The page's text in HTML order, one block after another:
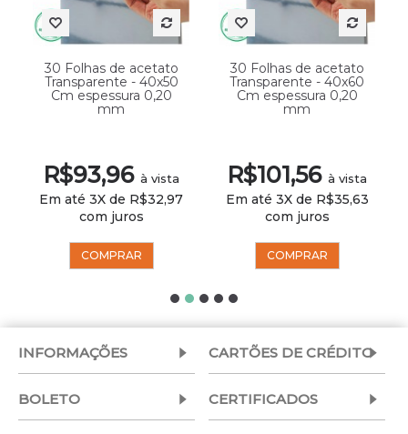
30 Folhas de acetato
Transparente - 40x50
Cm espessura 0,20
mm
R$93,96 à vista
Em até 3X de R$32,97
com juros
COMPRAR
30 Folhas de acetato
Transparente - 40x60
Cm espessura 0,20
mm
R$101,56 à vista
Em até 3X de R$35,63
com juros
COMPRAR
INFORMAÇÕES CARTÕES DE CRÉDITO
BOLETO CERTIFICADOS